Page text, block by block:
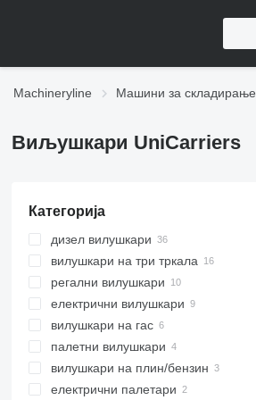
Machineryline Машини за складирање
Виљушкари UniCarriers
Категорија
дизел вилушкари
вилушкари на три тркала
регални вилушкари
електрични вилушкари
вилушкари на гас
палетни вилушкари
вилушкари на плин/бензин
електрични палетари